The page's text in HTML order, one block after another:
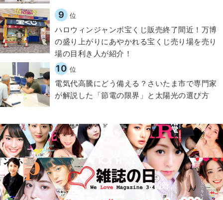
9 位
ハロウィンジャンボ宝くじ販売終了間近！万博
の盛り上がりにあやかれる宝くじ売り場を売り
場の目利き人が紹介！
10 位
電気代高騰にどう備える？さいたま市で専門家
が解説した「節電の限界」と太陽光の選び方